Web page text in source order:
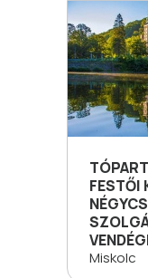
FESTŐI
Miskolc